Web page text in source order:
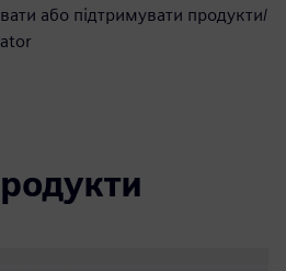
або підтримувати продукти/